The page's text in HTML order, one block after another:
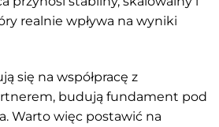
realnie wpływa na wyniki
się na współpracę z
budują fundament pod
Warto więc postawić na